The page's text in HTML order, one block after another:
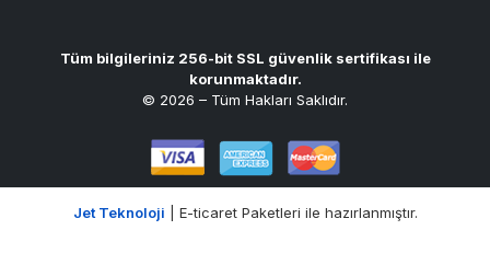
Tüm bilgileriniz 256-bit SSL güvenlik sertifikası ile
korunmaktadır.
© 2026 – Tüm Hakları Saklıdır.
Jet Teknoloji | E-ticaret Paketleri ile hazırlanmıştır.